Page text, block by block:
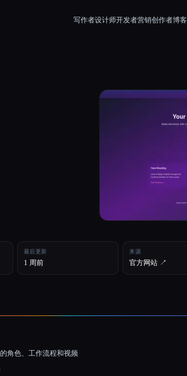
写作者设计师开发者营销创作者博客
最后更新
1 周前
来源
官方网站 ↗︎
角色、工作流程和视频